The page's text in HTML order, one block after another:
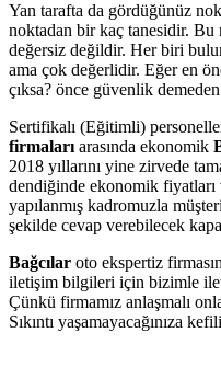
Yan tarafta da gördüğünüz
noktadan bir kaç tanesidir.
değersiz değildir. Her biri
ama çok değerlidir. Eğer en
çıksa? önce güvenlik
Sertifikalı (Eğitimli)
firmaları arasında ekonomik
2018 yıllarını yine zirvede
dendiğinde ekonomik
yapılanmış kadromuzla
şekilde cevap verebilecek
Bağcılar oto ekspertiz
iletişim bilgileri için bizimle
Çünkü firmamız anlaşmalı
Sıkıntı yaşamayacağınıza